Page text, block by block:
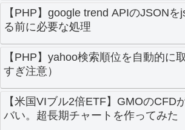
【PHP】google trend APIのJSON
る前に必要な処理
【PHP】yahoo検索順位を自動的に
すぎ注意）
【米国VIブル2倍ETF】GMOのCFD
バい。超長期チャートを作ってみた